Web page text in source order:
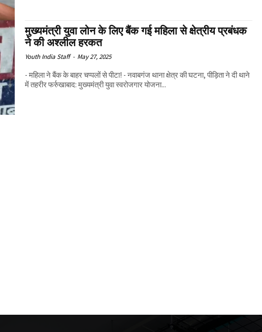
मुख्यमंत्री युवा लोन के लिए बैंक गई महिला से क्षेत्रीय प्रबंधक
ने की अश्लील हरकत
Youth India Staff - May 27, 2025
- महिला ने बैंक के बाहर चप्पलों से पीटा! - नवाबगंज थाना क्षेत्र की घटना, पीड़िता ने दी थाने
में तहरीर फर्रुखाबाद: मुख्यमंत्री युवा स्वरोजगार योजना...